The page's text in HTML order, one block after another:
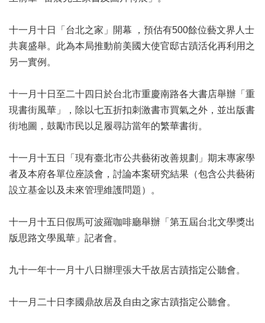
資
補
申
請
案
件
府
公
開
聯
訊
影
十一月十日「台北之家」開幕 ，預估有500餘位藝文界人士
共襄盛舉。此為本局推動前美國大使官邸古蹟活化再利用之
另一實例。
十一月十日至二十四日於台北市重慶南路各大書店舉辦「重
現書街風華」，除以七五折扣刺激書市買氣之外，並出版書
街地圖，鼓勵市民以足履尋訪當年的繁華書街。
十一月十五日「現有臺北市公共藝術改善規劃」期末專家學
者及本府各單位座談會，討論本案研究結果（包含公共藝術
設立基金以及未來管理維護問題）。
十一月十五日假馬可波羅咖啡廳舉辦「第五屆台北文學獎出
版思路文學風華」記者會。
九十一年十一月十八日辦理張大千故居古蹟指定公聽會。
十一月二十日李國鼎故居及自由之家古蹟指定公聽會。